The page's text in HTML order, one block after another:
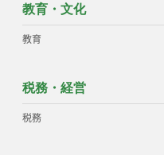
教育・文化
教育
税務・経営
税務